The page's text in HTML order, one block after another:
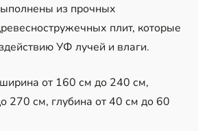
из прочных
плит, которые
УФ лучей и влаги.
от 160 см до 240 см,
270 см, глубина от 40 см до 60